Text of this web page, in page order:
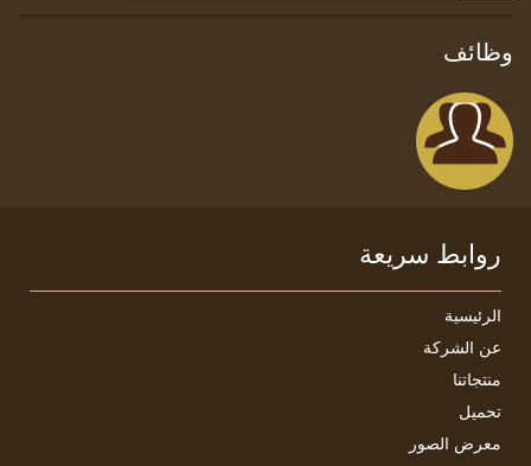
وظائف
روابط سريعة
الرئيسية
عن الشركة
منتجاتنا
تحميل
معرض الصور